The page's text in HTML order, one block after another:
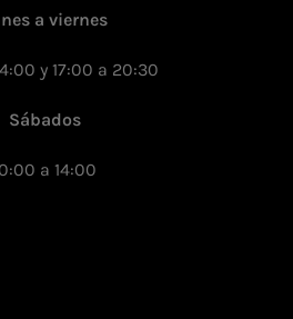
a viernes
y 17:00 a 20:30
Sábados
a 14:00